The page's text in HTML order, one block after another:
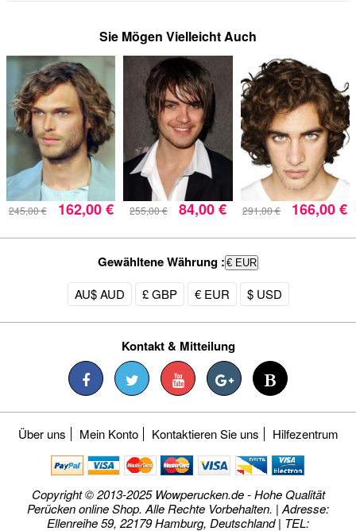
Sie Mögen Vielleicht Auch
245,00 € 162,00 € 255,00 € 84,00 € 291,00 € 166,00 €
Gewähltene Währung : € EUR
AU$ AUD £ GBP € EUR $ USD
Kontakt & Mitteilung
Über uns Mein Konto Kontaktieren Sie uns Hilfezentrum
Copyright © 2013-2025 Wowperucken.de - Hohe Qualität
Perücken online Shop. Alle Rechte Vorbehalten. | Adresse:
Ellenreihe 59, 22179 Hamburg, Deutschland | TEL: